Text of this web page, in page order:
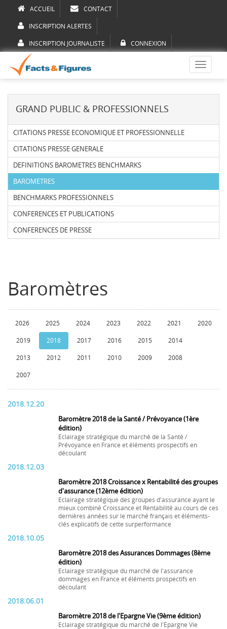
ACCUEIL CONTACT
INSCRIPTION ALERTES
INSCRIPTION JOURNALISTE CONNEXION
Toggle
GRAND PUBLIC & PROFESSIONNELS
CITATIONS PRESSE ECONOMIQUE ET PROFESSIONNELLE
CITATIONS PRESSE GENERALE
DEFINITIONS BAROMETRES BENCHMARKS
BAROMETRES
BENCHMARKS PROFESSIONNELS
CONFERENCES ET PUBLICATIONS
CONFERENCES DE PRESSE
Baromètres
2026 2025 2024 2023 2022 2021 2020
2019 2018 2017 2016 2015 2014
2013 2012 2011 2010 2009 2008
2007
2018.12.20
Baromètre 2018 de la Santé / Prévoyance (1ère
édition)
Eclairage stratégique du marché de la Santé /
Prévoyance en France et éléments prospectifs en
découlant
2018.12.03
Baromètre 2018 Croissance x Rentabilité des groupes
d'assurance (12ème édition)
Eclairage stratégique des groupes d'assurance ayant le
mieux combiné Croissance et Rentabilité au cours de ces
dernières années sur le marché français et éléments-
clés explicatifs de cette surperformance
2018.10.05
Baromètre 2018 des Assurances Dommages (8ème
édition)
Eclairage stratégique du marché de l'assurance
dommages en France et éléments prospectifs en
découlant
2018.06.01
Baromètre 2018 de l'Epargne Vie (9ème édition)
Eclairage stratégique du marché de l'Epargne Vie